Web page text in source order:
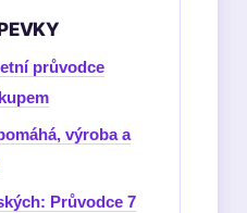
průvodce
výroba a
Průvodce 7